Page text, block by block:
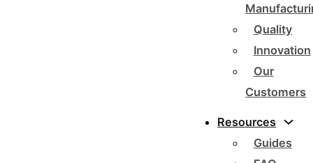
Quality
Innovation
Our
Customers
Resources
Guides